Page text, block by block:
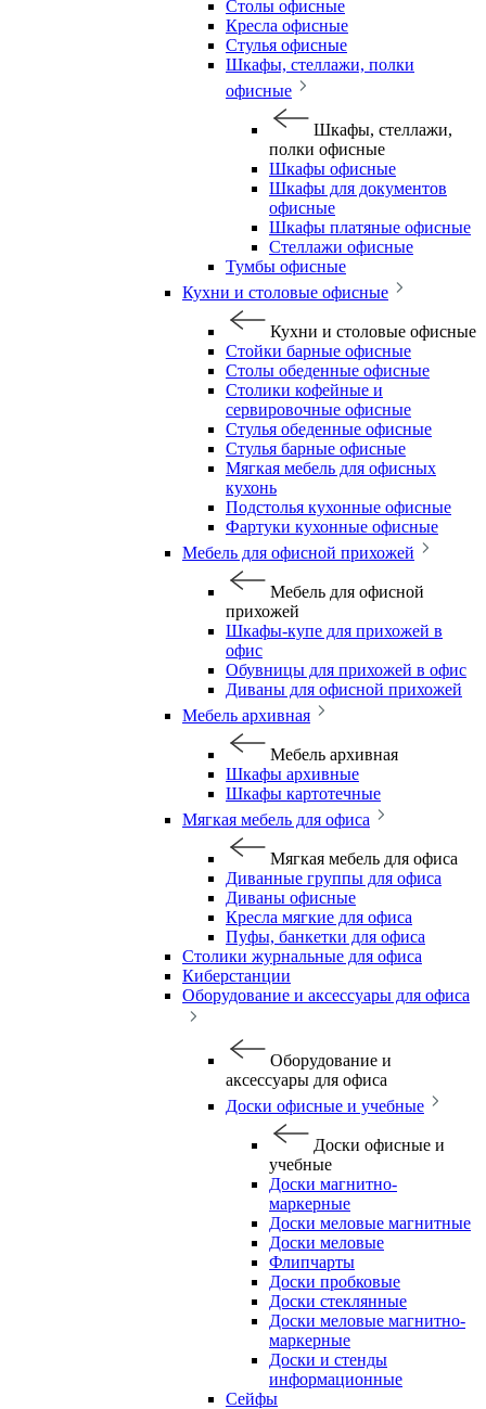
Столы офисные
Кресла офисные
Стулья офисные
Шкафы, стеллажи, полки
офисные
Шкафы, стеллажи,
полки офисные
Шкафы офисные
Шкафы для документов
офисные
Шкафы платяные офисные
Стеллажи офисные
Тумбы офисные
Кухни и столовые офисные
Кухни и столовые офисные
Стойки барные офисные
Столы обеденные офисные
Столики кофейные и
сервировочные офисные
Стулья обеденные офисные
Стулья барные офисные
Мягкая мебель для офисных
кухонь
Подстолья кухонные офисные
Фартуки кухонные офисные
Мебель для офисной прихожей
Мебель для офисной
прихожей
Шкафы-купе для прихожей в
офис
Обувницы для прихожей в офис
Диваны для офисной прихожей
Мебель архивная
Мебель архивная
Шкафы архивные
Шкафы картотечные
Мягкая мебель для офиса
Мягкая мебель для офиса
Диванные группы для офиса
Диваны офисные
Кресла мягкие для офиса
Пуфы, банкетки для офиса
Столики журнальные для офиса
Киберстанции
Оборудование и аксессуары для офиса
Оборудование и
аксессуары для офиса
Доски офисные и учебные
Доски офисные и
учебные
Доски магнитно-
маркерные
Доски меловые магнитные
Доски меловые
Флипчарты
Доски пробковые
Доски стеклянные
Доски меловые магнитно-
маркерные
Доски и стенды
информационные
Сейфы